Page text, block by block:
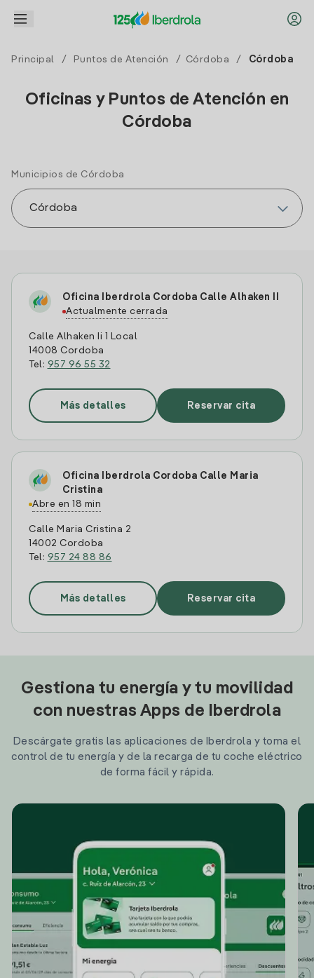
Principal / Puntos de Atención / Córdoba / Córdoba
Oficinas y Puntos de Atención en
Córdoba
Municipios de Córdoba
Oficina Iberdrola Cordoba Calle Alhaken II
Actualmente cerrada
Calle Alhaken Ii 1 Local
14008 Cordoba
Tel: 957 96 55 32
Más detalles Reservar cita
Oficina Iberdrola Cordoba Calle Maria
Cristina
Abre en 18 min
Calle Maria Cristina 2
14002 Cordoba
Tel: 957 24 88 86
Más detalles Reservar cita
Gestiona tu energía y tu movilidad
con nuestras Apps de Iberdrola
Descárgate gratis las aplicaciones de Iberdrola y toma el
control de tu energía y de la recarga de tu coche eléctrico
de forma fácil y rápida.